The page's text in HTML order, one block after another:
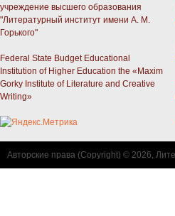
учреждение высшего образования
"Литературный институт имени А. М.
Горького"
Federal State Budget Educational
Institution of Higher Education the «Maxim
Gorky Institute of Literature and Creative
Writing»
Авторские права (Copyright) © 2026,